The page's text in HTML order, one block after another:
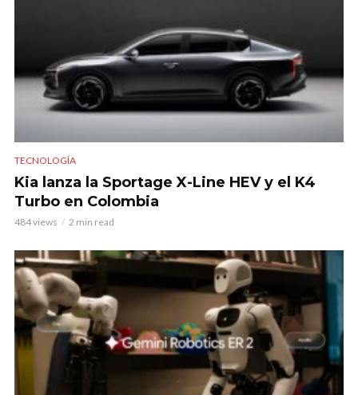
TECNOLOGÍA
Kia lanza la Sportage X-Line HEV y el K4
Turbo en Colombia
484 views 2 min read